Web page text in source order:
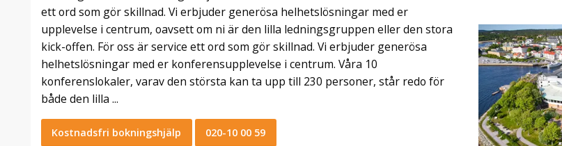
ett ord som gör skillnad. Vi erbjuder generösa helhetslösningar med er
upplevelse i centrum, oavsett om ni är den lilla ledningsgruppen eller den stora
kick-offen. För oss är service ett ord som gör skillnad. Vi erbjuder generösa
helhetslösningar med er konferensupplevelse i centrum. Våra 10
konferenslokaler, varav den största kan ta upp till 230 personer, står redo för
både den lilla ...
Kostnadsfri bokningshjälp 020-10 00 59